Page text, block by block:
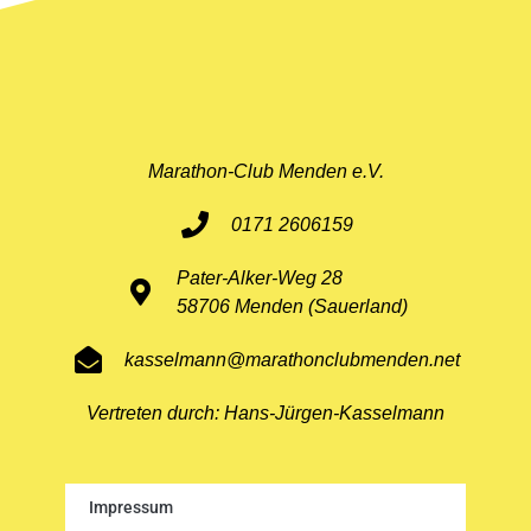
Marathon-Club Menden e.V.
0171 2606159
Pater-Alker-Weg 28
58706 Menden (Sauerland)
kasselmann@marathonclubmenden.net
Vertreten durch: Hans-Jürgen-Kasselmann
Impressum